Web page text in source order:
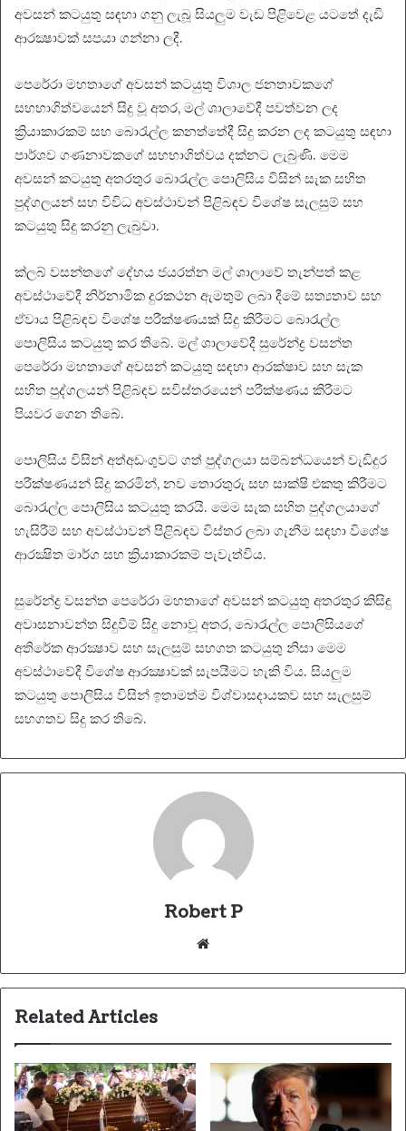
අවසන් කටයුතු සඳහා ගනු ලැබූ සියලුම වැඩ පිළිවෙළ යටතේ දැඩි
ආරක්‍ෂාවක් සපයා ගන්නා ලදී.
පෙරේරා මහතාගේ අවසන් කටයුතු විශාල ජනතාවකගේ
සහභාගිත්වයෙන් සිදු වූ අතර, මල් ශාලාවේදී පවත්වන ලද
ක්‍රියාකාරකම් සහ බොරැල්ල කනත්තේදී සිදු කරන ලද කටයුතු සඳහා
පාර්ශව ගණනාවකගේ සහභාගිත්වය දක්නට ලැබුණි. මෙම
අවසන් කටයුතු අතරතුර බොරැල්ල පොලිසිය විසින් සැක සහිත
පුද්ගලයන් සහ විවිධ අවස්ථාවන් පිළිබඳව විශේෂ සැලසුම් සහ
කටයුතු සිදු කරනු ලැබුවා.
ක්ලබ් වසන්තගේ දේහය ජයරත්න මල් ශාලාවේ තැන්පත් කළ
අවස්ථාවේදී නිර්නාමික දුරකථන ඇමතුම් ලබා දීමේ සත්‍යතාව සහ
ඒවාය පිළිබඳව විශේෂ පරීක්ෂණයක් සිදු කිරීමට බොරැල්ල
පොලිසිය කටයුතු කර තිබේ. මල් ශාලාවේදී සුරේන්ද්‍ර වසන්ත
පෙරේරා මහතාගේ අවසන් කටයුතු සඳහා ආරක්ෂාව සහ සැක
සහිත පුද්ගලයන් පිළිබඳව සවිස්තරයෙන් පරීක්ෂණය කිරීමට
පියවර ගෙන තිබේ.
පොලිසිය විසින් අත්අඩංගුවට ගත් පුද්ගලයා සම්බන්ධයෙන් වැඩිදුර
පරීක්ෂණයන් සිදු කරමින්, නව තොරතුරු සහ සාක්ෂි එකතු කිරීමට
බොරැල්ල පොලිසිය කටයුතු කරයි. මෙම සැක සහිත පුද්ගලයාගේ
හැසිරීම් සහ අවස්ථාවන් පිළිබඳව විස්තර ලබා ගැනීම සඳහා විශේෂ
ආරක්‍ෂිත මාර්ග සහ ක්‍රියාකාරකම් පැවැත්විය.
සුරේන්ද්‍ර වසන්ත පෙරේරා මහතාගේ අවසන් කටයුතු අතරතුර කිසිඳු
අවාසනාවන්ත සිදුවීම් සිදු නොවූ අතර, බොරැල්ල පොලිසියගේ
අතිරේක ආරක්‍ෂාව සහ සැලසුම් සහගත කටයුතු නිසා මෙම
අවස්ථාවේදී විශේෂ ආරක්‍ෂාවක් සැපයීමට හැකි විය. සියලුම
කටයුතු පොලිසිය විසින් ඉතාමත්ම විශ්වාසදායකව සහ සැලසුම්
සහගතව සිදු කර තිබේ.
Robert P
Related Articles